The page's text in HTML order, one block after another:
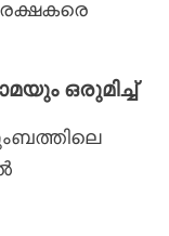
ഒരുമിച്ച്